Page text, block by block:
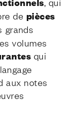
de pièces
grands
volumes
qui
aux notes